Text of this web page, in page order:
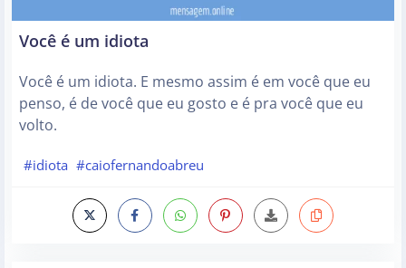
Você é um idiota
Você é um idiota. E mesmo assim é em você que eu
penso, é de você que eu gosto e é pra você que eu
volto.
#idiota #caiofernandoabreu